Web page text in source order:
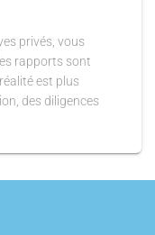
privés, vous
rapports sont
est plus
des diligences